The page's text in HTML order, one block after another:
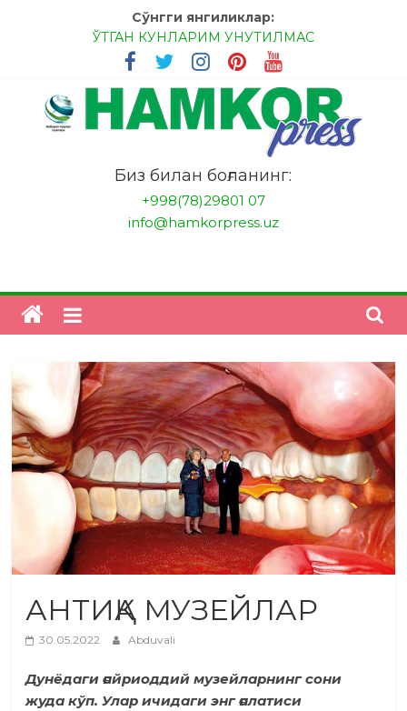
Сўнгги янгиликлар:
ЎТГАН КУНЛАРИМ УНУТИЛМАС
МЕССИ ВА РОНАЛДУ, АНА ЭНДИ ИККАЛАНГ ҲАМ
ҲУСАНОВГА ТАН БЕРИНГЛАР!
МЕҲР ОРҚАЛИ ШИФО
БАНКДА ИШЛАШ ОСОНМИ?
НАТИЖАГА ЭРИШИШ ЎЗ ҚЎЛИМИЗДА
"HamkorPress"
Биз билан боғланинг:
+998(78)29801 07
info@hamkorpress.uz
АНТИҚА МУЗЕЙЛАР
30.05.2022 Abduvali
Дунёдаги ғайриоддий музейларнинг сони
жуда кўп. Улар ичидаги энг ғалатиси